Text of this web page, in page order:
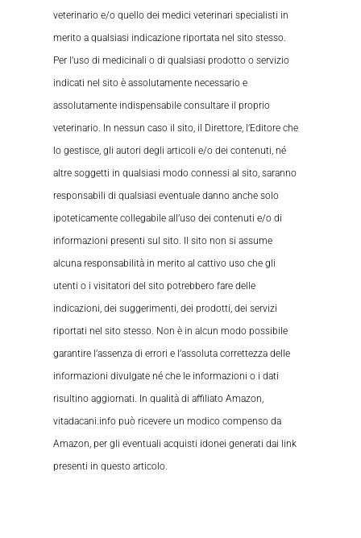
veterinario e/o quello dei medici veterinari specialisti in
merito a qualsiasi indicazione riportata nel sito stesso.
Per l’uso di medicinali o di qualsiasi prodotto o servizio
indicati nel sito è assolutamente necessario e
assolutamente indispensabile consultare il proprio
veterinario. In nessun caso il sito, il Direttore, l’Editore che
lo gestisce, gli autori degli articoli e/o dei contenuti, né
altre soggetti in qualsiasi modo connessi al sito, saranno
responsabili di qualsiasi eventuale danno anche solo
ipoteticamente collegabile all’uso dei contenuti e/o di
informazioni presenti sul sito. Il sito non si assume
alcuna responsabilità in merito al cattivo uso che gli
utenti o i visitatori del sito potrebbero fare delle
indicazioni, dei suggerimenti, dei prodotti, dei servizi
riportati nel sito stesso. Non è in alcun modo possibile
garantire l’assenza di errori e l’assoluta correttezza delle
informazioni divulgate né che le informazioni o i dati
risultino aggiornati. In qualità di affiliato Amazon,
vitadacani.info può ricevere un modico compenso da
Amazon, per gli eventuali acquisti idonei generati dai link
presenti in questo articolo.